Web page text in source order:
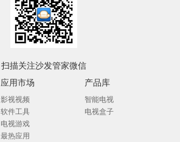
扫描关注沙发管家微信
应用市场
影视视频
软件工具
电视游戏
最热应用
产品库
智能电视
电视盒子